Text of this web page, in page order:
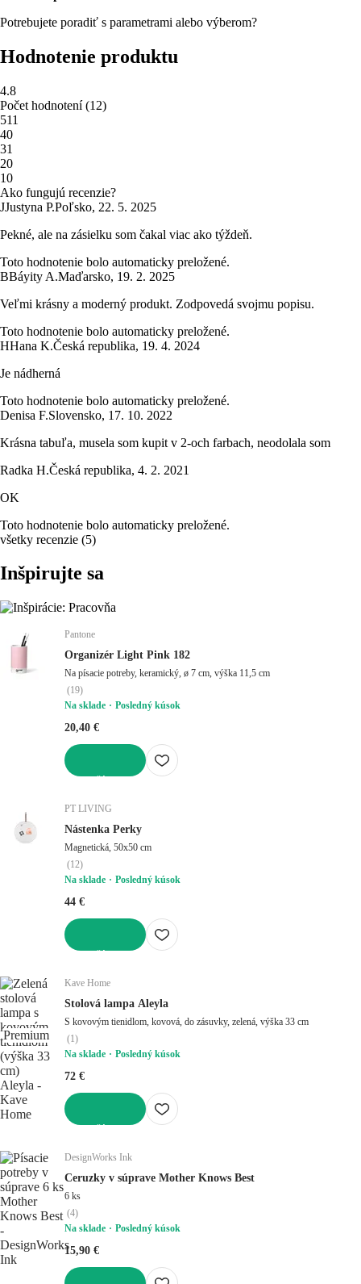
Potrebujete poradiť s parametrami alebo výberom?
Hodnotenie produktu
4.8
Počet hodnotení(12)
511
40
31
20
10
Ako fungujú recenzie?
JJustyna P.Poľsko, 22. 5. 2025
Pekné, ale na zásielku som čakal viac ako týždeň.
Toto hodnotenie bolo automaticky preložené.
BBáyity A.Maďarsko, 19. 2. 2025
Veľmi krásny a moderný produkt. Zodpovedá svojmu popisu.
Toto hodnotenie bolo automaticky preložené.
HHana K.Česká republika, 19. 4. 2024
Je nádherná
Toto hodnotenie bolo automaticky preložené.
Denisa F.Slovensko, 17. 10. 2022
Krásna tabuľa, musela som kupit v 2-och farbach, neodolala som
Radka H.Česká republika, 4. 2. 2021
OK
Toto hodnotenie bolo automaticky preložené.
všetky recenzie (5)
Inšpirujte sa
Pantone
Organizér Light Pink 182
Na písacie potreby, keramický, ø 7 cm, výška 11,5 cm
(19)
Na sklade
Posledný kúsok
20,40 €
PT LIVING
Nástenka Perky
Magnetická, 50x50 cm
(12)
Na sklade
Posledný kúsok
44 €
Premium
Kave Home
Stolová lampa Aleyla
S kovovým tienidlom, kovová, do zásuvky, zelená, výška 33 cm
(1)
Na sklade
Posledný kúsok
72 €
DesignWorks Ink
Ceruzky v súprave Mother Knows Best
6 ks
(4)
Na sklade
Posledný kúsok
15,90 €